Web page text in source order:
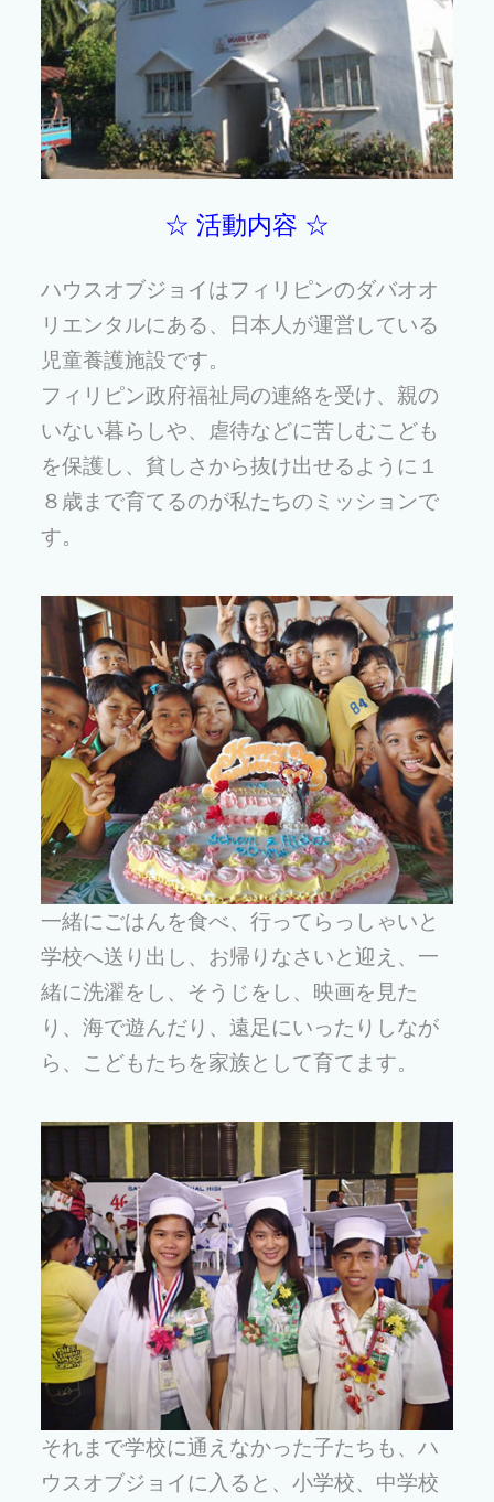
☆ 活動内容 ☆
ハウスオブジョイはフィリピンのダバオオ
リエンタルにある、日本人が運営している
児童養護施設です。
フィリピン政府福祉局の連絡を受け、親の
いない暮らしや、虐待などに苦しむこども
を保護し、貧しさから抜け出せるように１
８歳まで育てるのが私たちのミッションで
す。
一緒にごはんを食べ、行ってらっしゃいと
学校へ送り出し、お帰りなさいと迎え、一
緒に洗濯をし、そうじをし、映画を見た
り、海で遊んだり、遠足にいったりしなが
ら、こどもたちを家族として育てます。
それまで学校に通えなかった子たちも、ハ
ウスオブジョイに入ると、小学校、中学校